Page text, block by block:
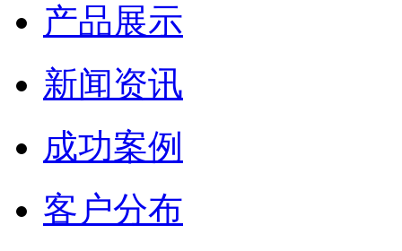
产品展示
新闻资讯
成功案例
客户分布